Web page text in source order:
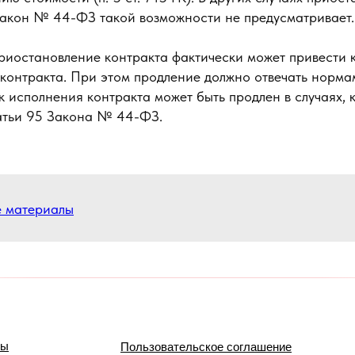
№ 44-ФЗ такой возможности не предусматривает.
контракта фактически может
При этом продление должно отвечать
контракта может быть продлен в случаях,
95 Закона № 44-ФЗ.
материалы
Пользовательское соглашение